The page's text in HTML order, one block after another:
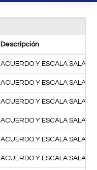
Descripción
ACUERDO Y ESCALA
ACUERDO Y ESCALA
ACUERDO Y ESCALA
ACUERDO Y ESCALA
ACUERDO Y ESCALA
ACUERDO Y ESCALA